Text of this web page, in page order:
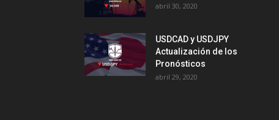
abril 30, 2020
USDCAD y USDJPY
Actualización de los
Pronósticos
abril 29, 2020